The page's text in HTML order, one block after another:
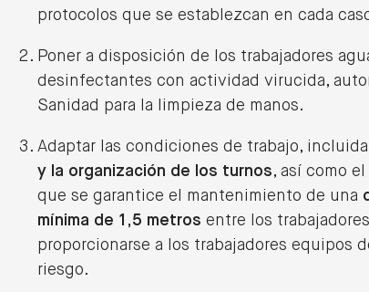
protocolos que se establezcan en cada
Poner a disposición de los trabajadores
desinfectantes con actividad virucida,
Sanidad para la limpieza de manos.
Adaptar las condiciones de trabajo,
y la organización de los turnos, así como
que se garantice el mantenimiento de una
mínima de 1,5 metros entre los
proporcionarse a los trabajadores equipos
riesgo.